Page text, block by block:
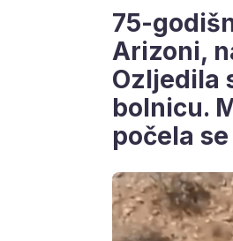
75-
Arizoni,
Ozljedila
bolnicu.
počela